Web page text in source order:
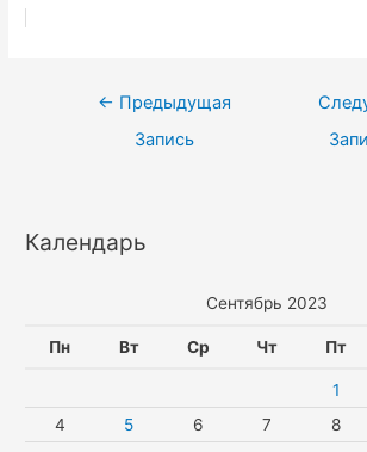
Навигация
← Предыдущая
Запись
Календарь
Сентябрь 2023
Пн Вт Ср Чт Пт
1
4
5 6 7 8